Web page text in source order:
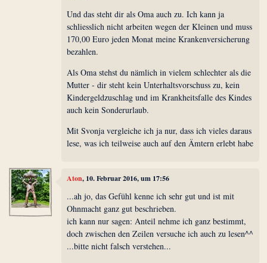
Und das steht dir als Oma auch zu. Ich kann ja
schliesslich nicht arbeiten wegen der Kleinen und muss
170,00 Euro jeden Monat meine Krankenversicherung
bezahlen.
Als Oma stehst du nämlich in vielem schlechter als die
Mutter - dir steht kein Unterhaltsvorschuss zu, kein
Kindergeldzuschlag und im Krankheitsfalle des Kindes
auch kein Sonderurlaub.
Mit Svonja vergleiche ich ja nur, dass ich vieles daraus
lese, was ich teilweise auch auf den Ämtern erlebt habe
Aton, 10. Februar 2016, um 17:56
...ah jo, das Gefühl kenne ich sehr gut und ist mit
Ohnmacht ganz gut beschrieben.
ich kann nur sagen: Anteil nehme ich ganz bestimmt,
doch zwischen den Zeilen versuche ich auch zu lesen^^
...bitte nicht falsch verstehen...